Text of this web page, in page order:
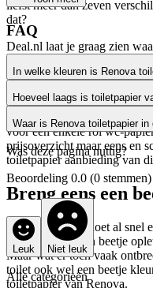
liefst meer dan zeven
dat?
Deal.nl laat je graag zien
is. En dat weten wij
soorten wc papier van dit
dan nodig is voor dit
spoelt. Om alle
elkaar te vergelijken, laten
voor één enkele rol wc-
prijsoverzicht maar eens en
toiletpapier aanbieding van
Breng eens een
Een toiletruimte doet al snel
natuurlijk wel een beetje
Maar wat er toch vaak
toilet ook wel een beetje
toiletpapier van Renova.
FAQ
In welke kleuren is Renova
De meest eenvoudige
geven, is door te kiezen
toiletpapier is verkrijgbaar in
blauw, rose, zwart geel en
merk besluit nieuwe kleuren
bepaalde kleuren niet langer
toiletpapier? Weet dan dat
wit verkrijgbaar is.
Hoeveel laags is toiletpapier
Het gekleurde toiletpapier
drielaags wc-papier. Wat
Renova betreft, kies je uit
Waar is Renova toiletpapier in
Ga hier nu niet zelf naar op
vertellen waar het
tenslotte niet voor niets de
toiletpapier van dit merk.
snel en gemakkelijk de
moment.
Was deze pagina nuttig?
Beoordeling 0.0 (0 stemmen)
Leuk Niet leuk
Alle categorieën